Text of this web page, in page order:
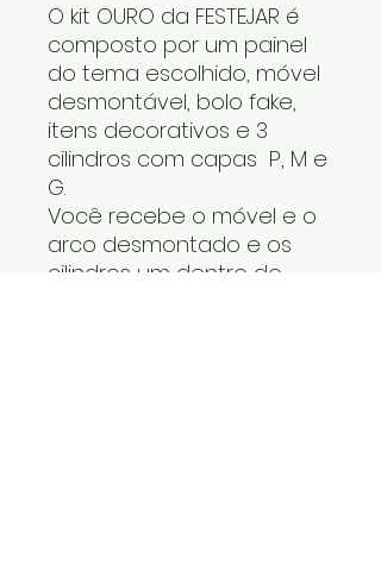
O kit OURO da FESTEJAR é
composto por um painel
do tema escolhido, móvel
desmontável, bolo fake,
itens decorativos e 3
cilindros com capas P, M e
G.
Você recebe o móvel e o
arco desmontado e os
cilindros um dentro do